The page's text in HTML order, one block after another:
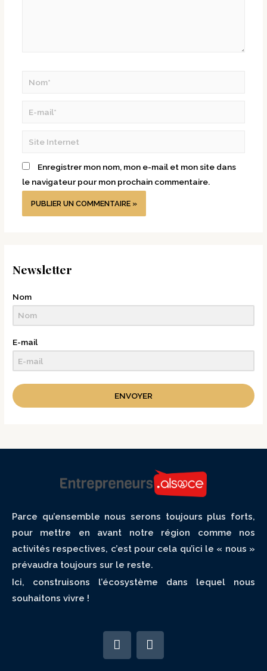
Enregistrer mon nom, mon e-mail et mon site dans
le navigateur pour mon prochain commentaire.
Newsletter
Nom
E-mail
ENVOYER
Parce qu’ensemble nous serons toujours plus forts,
pour mettre en avant notre région comme nos
activités respectives, c’est pour cela qu’ici le « nous »
prévaudra toujours sur le reste.
Ici, construisons l’écosystème dans lequel nous
souhaitons vivre !